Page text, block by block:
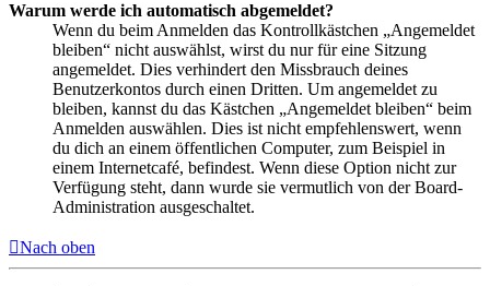
Warum werde ich automatisch abgemeldet?
Wenn du beim Anmelden das Kontrollkästchen „Angemeldet
bleiben“ nicht auswählst, wirst du nur für eine Sitzung
angemeldet. Dies verhindert den Missbrauch deines
Benutzerkontos durch einen Dritten. Um angemeldet zu
bleiben, kannst du das Kästchen „Angemeldet bleiben“ beim
Anmelden auswählen. Dies ist nicht empfehlenswert, wenn
du dich an einem öffentlichen Computer, zum Beispiel in
einem Internetcafé, befindest. Wenn diese Option nicht zur
Verfügung steht, dann wurde sie vermutlich von der Board-
Administration ausgeschaltet.
Nach oben